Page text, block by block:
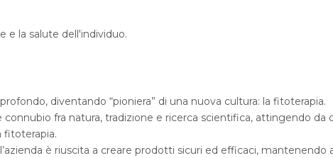
e la salute dell'individuo.
diventando “pioniera” di una nuova cultura: la fitoterapia.
fra natura, tradizione e ricerca scientifica, attingendo da
fitoterapia.
è riuscita a creare prodotti sicuri ed efficaci, mantenendo